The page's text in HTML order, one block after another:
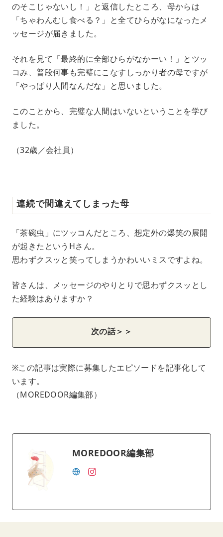
のそこじゃないし！」と返信したところ、母からは
「ちゃわんむし食べる？」と全てひらがなになったメ
ッセージが届きました。
それを見て「最終的に全部ひらがなかーい！」とツッ
コみ、普段何事も完璧にこなすしっかり者の母ですが
「やっぱり人間なんだな」と思いました。
このことから、完璧な人間はいないということを学び
ました。
（32歳／会社員）
連続で間違えてしまった母
「茶碗虫」にツッコんだところ、想定外の爆笑の展開
が起きたというHさん。
思わずクスッと笑ってしまうかわいいミスですよね。
皆さんは、メッセージのやりとりで思わずクスッとし
た経験はありますか？
次の話＞＞
※この記事は実際に募集したエピソードを記事化して
います。
（MOREDOOR編集部）
MOREDOOR編集部